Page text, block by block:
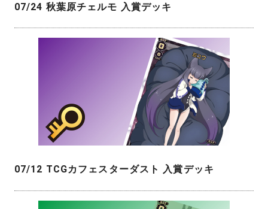
07/24 秋葉原チェルモ 入賞デッキ
07/12 TCGカフェスターダスト 入賞デッキ